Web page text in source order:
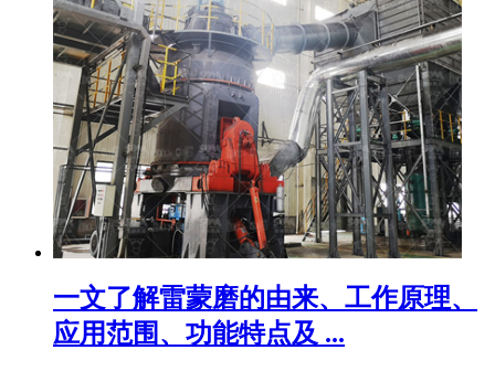
一文了解雷蒙磨的由来、工作原理、
应用范围、功能特点及 ...